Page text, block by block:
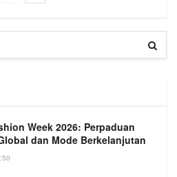
Week 2026: Perpaduan
dan Mode Berkelanjutan